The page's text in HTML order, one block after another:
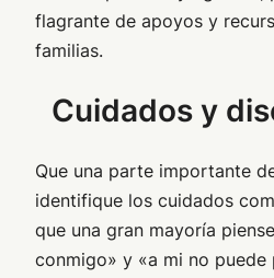
flagrante de apoyos y
familias.
Cuidados y
Que una parte importante
identifique los cuidados
que una gran mayoría
conmigo» y «a mi no puede